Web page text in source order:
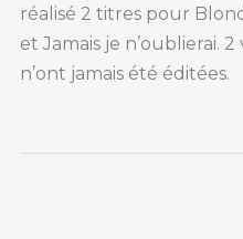
réalisé 2 titres pour
et Jamais je n’oublierai.
n’ont jamais été éditées.